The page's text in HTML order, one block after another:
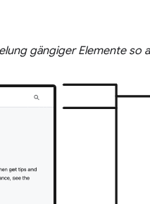
gängiger Elemente so